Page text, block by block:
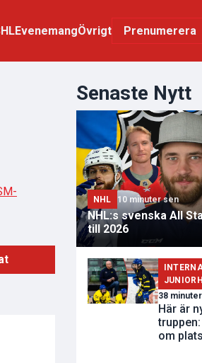
EvenemangÖvrigt Prenumerera
Senaste Nytt
NHL 10 minuter sen
NHL:s svenska All
till 2026
38
Här är
om